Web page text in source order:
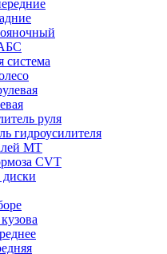
система
руля
гидроусилителя
МТ
CVT